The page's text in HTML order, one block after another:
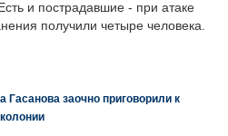
и пострадавшие - при атаке
получили четыре человека.
Гасанова заочно приговорили к